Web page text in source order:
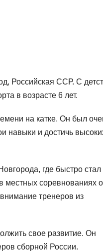
Российская ССР. С
в возрасте 6 лет.
на катке. Он был
навыки и достичь
где быстро стал
местных соревнованиях
тренеров из
свое развитие. Он
сборной России.